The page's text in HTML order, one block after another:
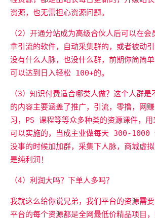
资源，也无需担心资源问题。
（2）开通分站成为高级合伙人后可以在
拿引流的软件，自动采集群的，或者被动
没有什么人脉，也没什么群，前期你简简
可以达到日入轻松 100+的。
（3）知识付费适合哪类人做？这个人群
的内容主要涵盖了推广，引流，零撸，网
习，PS 课程等等众多种类的资源课件，
可以实施的，当成主业做每天 300-1000
没事的时候加加群，采集下人脉，商城虚
是纯利润！
（4）利润大吗？下单人多吗？
我就这么给你说兄弟，我们平台的资源需要
平台的每个资源都是全网最低价精品项目